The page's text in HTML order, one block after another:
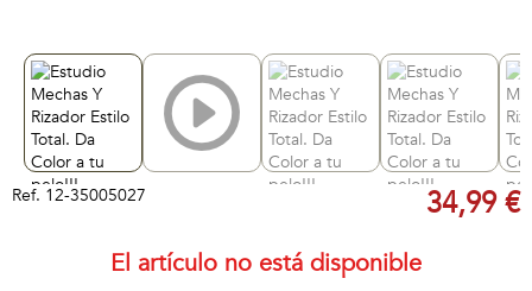
Ref. 12-35005027 34,99 €
El artículo no está disponible